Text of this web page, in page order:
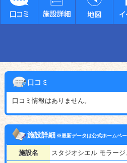
口コミ
口コミ情報はありません。
施設詳細※最新データは公式ホームペー
施設名 スタジオシエル モラー